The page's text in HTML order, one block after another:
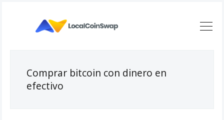
Comprar bitcoin con dinero en
efectivo